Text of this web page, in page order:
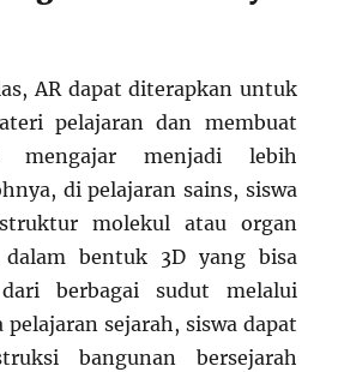
AR dapat diterapkan untuk
pelajaran dan membuat
mengajar menjadi lebih
di pelajaran sains, siswa
molekul atau organ
bentuk 3D yang bisa
berbagai sudut melalui
pelajaran sejarah, siswa dapat
bangunan bersejarah